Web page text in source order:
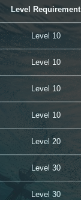
Level Requirement
Level 10
Level 10
Level 10
Level 10
Level 20
Level 30
Level 30